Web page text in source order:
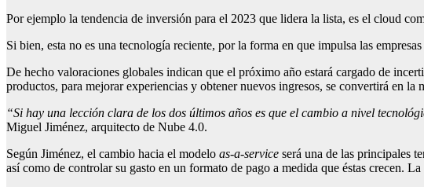
Por ejemplo la tendencia de inversión para el 2023 que lidera la lista, es el cloud
Si bien, esta no es una tecnología reciente, por la forma en que impulsa las
De hecho valoraciones globales indican que el próximo año estará cargado de
productos, para mejorar experiencias y obtener nuevos ingresos, se convertirá en la
“Si hay una lección clara de los dos últimos años es que el cambio a nivel
Miguel Jiménez, arquitecto de Nube 4.0.
Según Jiménez, el cambio hacia el modelo as-a-service será una de las principales
así como de controlar su gasto en un formato de pago a medida que éstas crecen.